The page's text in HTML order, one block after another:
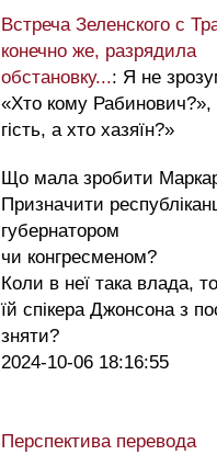
Встреча Зеленского с
конечно же, разрядила
обстановку...: Я не
«Хто кому Рабинович?»,
гість, а хто хазяїн?»
Що мала зробити
Призначити
губернатором
чи конгресменом?
Коли в неї така влада,
їй спікера Джонсона з
зняти?
2024-10-06 18:16:55
Перспектива перевода